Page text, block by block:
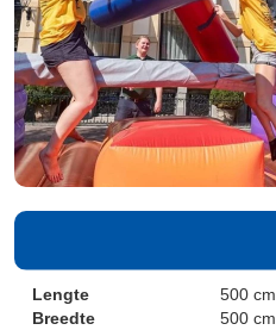
Lengte
500 cm
Breedte
500 cm